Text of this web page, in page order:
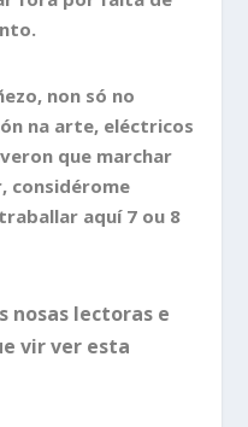
non só no
na arte, eléctricos
que marchar
considérome
aquí 7 ou 8
nosas lectoras e
vir ver esta